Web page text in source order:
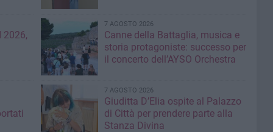
2026,
7 AGOSTO 2026
Canne della Battaglia, musica e
storia protagoniste: successo per
il concerto dell’AYSO Orchestra
7 AGOSTO 2026
Giuditta D’Elia ospite al Palazzo
di Città per prendere parte alla
Stanza Divina